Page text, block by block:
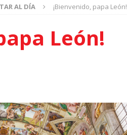
AL DÍA ¡Bienvenido, papa León!
León!